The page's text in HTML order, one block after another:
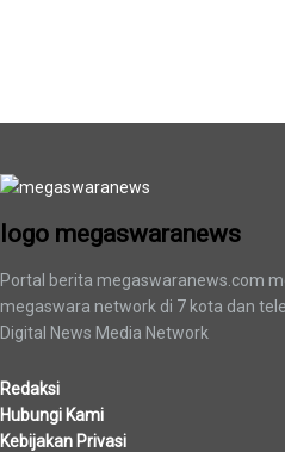
logo megaswaranews
Portal berita megaswaranews.com
megaswara network di 7 kota dan
Digital News Media Network
Redaksi
Hubungi Kami
Kebijakan Privasi